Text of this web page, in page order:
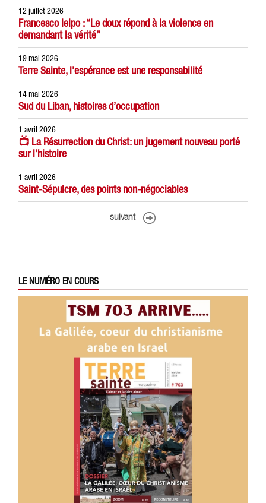
12 juillet 2026
Francesco Ielpo : “Le doux répond à la violence en
demandant la vérité”
19 mai 2026
Terre Sainte, l’espérance est une responsabilité
14 mai 2026
Sud du Liban, histoires d’occupation
1 avril 2026
📺 La Résurrection du Christ: un jugement nouveau porté
sur l’histoire
1 avril 2026
Saint-Sépulcre, des points non-négociables
suivant
LE NUMÉRO EN COURS